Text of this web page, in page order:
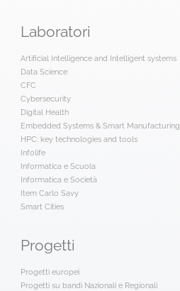
Laboratori
Artificial Intelligence and Intelligent systems
Data Science
CFC
Cybersecurity
Digital Health
Embedded Systems & Smart Manufacturing
HPC: key technologies and tools
Infolife
Informatica e Scuola
Informatica e Società
Item Carlo Savy
Smart Cities
Progetti
Progetti europei
Progetti su bandi Nazionali e Regionali